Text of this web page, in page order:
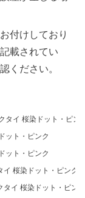
付けしており
載されてい
ください。
タイ 桜染ドット・ピン
ット・ピンク
ット・ピンク
桜染ドット・ピンク
タイ 桜染ドット・ピンク